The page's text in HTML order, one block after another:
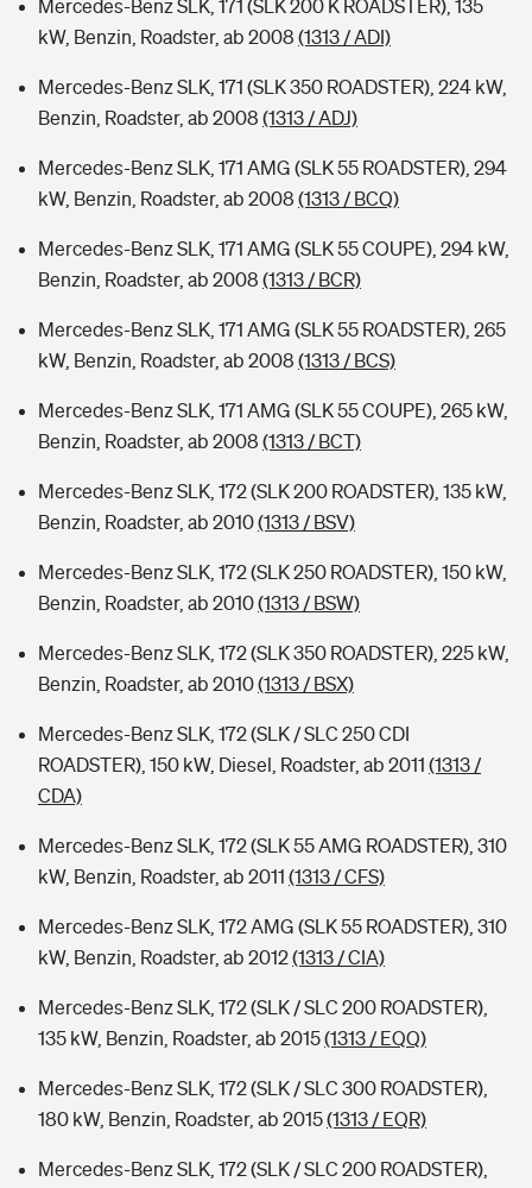
Mercedes-Benz SLK, 171 (SLK 200 K ROADSTER), 135
kW, Benzin, Roadster, ab 2008 (1313 / ADI)
Mercedes-Benz SLK, 171 (SLK 350 ROADSTER), 224 kW,
Benzin, Roadster, ab 2008 (1313 / ADJ)
Mercedes-Benz SLK, 171 AMG (SLK 55 ROADSTER), 294
kW, Benzin, Roadster, ab 2008 (1313 / BCQ)
Mercedes-Benz SLK, 171 AMG (SLK 55 COUPE), 294 kW,
Benzin, Roadster, ab 2008 (1313 / BCR)
Mercedes-Benz SLK, 171 AMG (SLK 55 ROADSTER), 265
kW, Benzin, Roadster, ab 2008 (1313 / BCS)
Mercedes-Benz SLK, 171 AMG (SLK 55 COUPE), 265 kW,
Benzin, Roadster, ab 2008 (1313 / BCT)
Mercedes-Benz SLK, 172 (SLK 200 ROADSTER), 135 kW,
Benzin, Roadster, ab 2010(1313 / BSV)
Mercedes-Benz SLK, 172 (SLK 250 ROADSTER), 150 kW,
Benzin, Roadster, ab 2010(1313 / BSW)
Mercedes-Benz SLK, 172 (SLK 350 ROADSTER), 225 kW,
Benzin, Roadster, ab 2010(1313 / BSX)
Mercedes-Benz SLK, 172 (SLK / SLC 250 CDI
ROADSTER), 150 kW, Diesel, Roadster, ab 2011 (1313 /
CDA)
Mercedes-Benz SLK, 172 (SLK 55 AMG ROADSTER), 310
kW, Benzin, Roadster, ab 2011 (1313 / CFS)
Mercedes-Benz SLK, 172 AMG (SLK 55 ROADSTER), 310
kW, Benzin, Roadster, ab 2012(1313 / CIA)
Mercedes-Benz SLK, 172 (SLK / SLC 200 ROADSTER),
135 kW, Benzin, Roadster, ab 2015(1313 / EQQ)
Mercedes-Benz SLK, 172 (SLK / SLC 300 ROADSTER),
180 kW, Benzin, Roadster, ab 2015(1313 / EQR)
Mercedes-Benz SLK, 172 (SLK / SLC 200 ROADSTER),